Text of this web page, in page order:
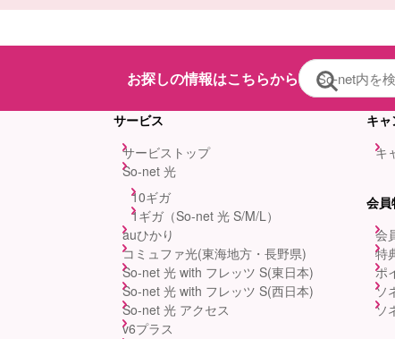
お探しの情報はこちらから
サービス
サービストップ
So-net 光
10ギガ
1ギガ（So-net 光 S/M/L）
auひかり
コミュファ光(東海地方・長野県)
So-net 光 with フレッツ S(東日本)
So-net 光 with フレッツ S(西日本)
So-net 光 アクセス
v6プラス
キ
キ
会員
会
特
ポ
ソ
ソ